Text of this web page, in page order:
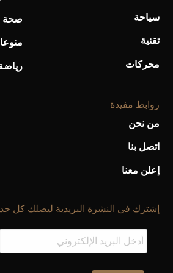
سياحة
تقنية
محركات
صحة
روابط مفيدة
من نحن
اتصل بنا
إعلن معنا
إشترك فى النشرة البريدية ليصلك كل